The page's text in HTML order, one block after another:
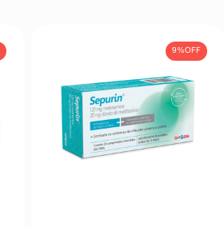
9%OFF